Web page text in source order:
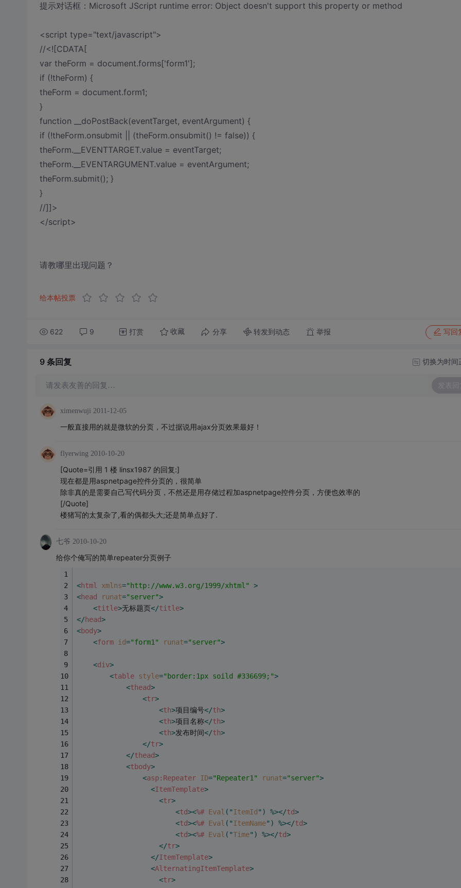
提示对话框：Microsoft JScript runtime error: Object doesn't support this property or method
<script type="text/javascript">
//<![CDATA[
var theForm = document.forms['form1'];
if (!theForm) {
theForm = document.form1;
}
function __doPostBack(eventTarget, eventArgument) {
if (!theForm.onsubmit || (theForm.onsubmit() != false)) {
theForm.__EVENTTARGET.value = eventTarget;
theForm.__EVENTARGUMENT.value = eventArgument;
theForm.submit(); }
}
//]]>
</script>
请教哪里出现问题？
给本帖投票
622 9 打赏 收藏 分享 转发到动态 举报 写回
9 条回复 切换为时间
请发表友善的回复… 发表回
ximenwuji 2011-12-05
一般直接用的就是微软的分页，不过据说用ajax分页效果最好！
flyerwing 2010-10-20
[Quote=引用 1 楼 linsx1987 的回复:]
现在都是用aspnetpage控件分页的，很简单
除非真的是需要自己写代码分页，不然还是用存储过程加aspnetpage控件分页，方便也效率的
[/Quote]
楼猪写的太复杂了,看的偶都头大;还是简单点好了.
七爷 2010-10-20
给你个俺写的简单repeater分页例子
<html xmlns="http://www.w3.org/1999/xhtml" >
<head runat="server">
<title>无标题页</title>
</head>
<body>
<form id="form1" runat="server">
<div>
<table style="border:1px soild #336699;">
<thead>
<tr>
<th>项目编号</th>
<th>项目名称</th>
<th>发布时间</th>
</tr>
</thead>
<tbody>
<asp:Repeater ID="Repeater1" runat="server">
<ItemTemplate>
<tr>
<td><%# Eval ("ItemId ") %></td>
<td><%# Eval ("ItemName") %></td>
<td><%# Eval ("Time") %></td>
</tr>
</ItemTemplate>
<AlternatingItemTemplate>
<tr>